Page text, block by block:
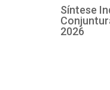
Síntese
2026